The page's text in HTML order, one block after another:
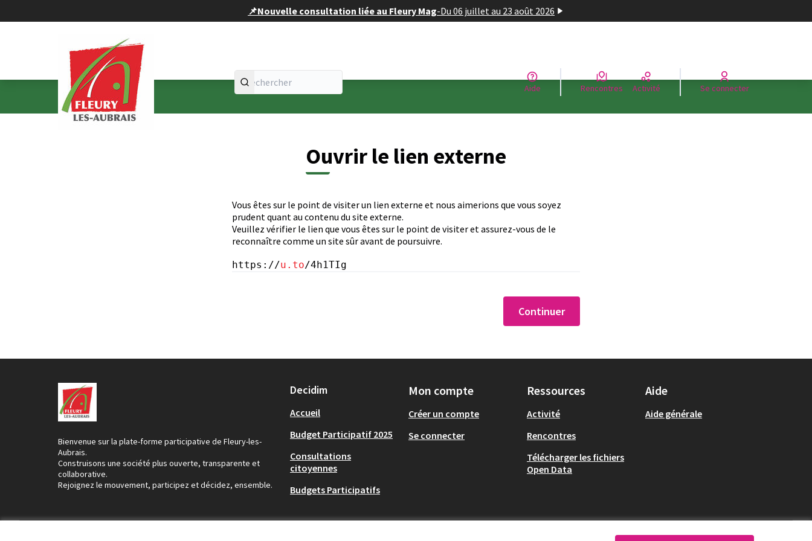
📌Nouvelle consultation liée au Fleury Mag-Du 06 juillet au 23 août 2026
Aide Rencontres Activité Se connecter
AccueilMenu principal
Ouvrir le lien externe
Vous êtes sur le point de visiter un lien externe et nous aimerions que vous soyez
prudent quant au contenu du site externe.
Veuillez vérifier le lien que vous êtes sur le point de visiter et assurez-vous de le
reconnaître comme un site sûr avant de poursuivre.
https://u.to/4h1TIg
Continuer
Bienvenue sur la plate-forme participative de Fleury-les-
Aubrais.
Construisons une société plus ouverte, transparente et
collaborative.
Rejoignez le mouvement, participez et décidez, ensemble.
Decidim
Accueil
Budget Participatif 2025
Consultations
citoyennes
Budgets Participatifs
Mon compte
Créer un compte
Se connecter
Ressources
Activité
Rencontres
Télécharger les fichiers
Open Data
Aide
Aide générale